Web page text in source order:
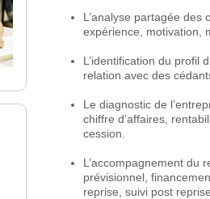
L’analyse partagée
expérience, motivation,
L’identification du profil
relation avec des
Le diagnostic de
chiffre d’affaires,
cession.
L’accompagnement du
prévisionnel,
reprise, suivi post